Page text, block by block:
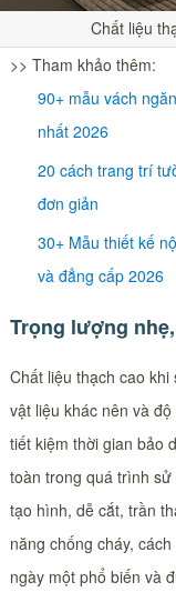
Chất liệu
>> Tham khảo thêm:
90+ mẫu vách
nhất 2026
20 cách trang trí
đơn giản
30+ Mẫu thiết kế
và đẳng cấp 2026
Trọng lượng
Chất liệu thạch cao
vật liệu khác nên và
tiết kiệm thời gian bảo
toàn trong quá trình
tạo hình, dễ cắt, trần
năng chống cháy,
ngày một phổ biến và